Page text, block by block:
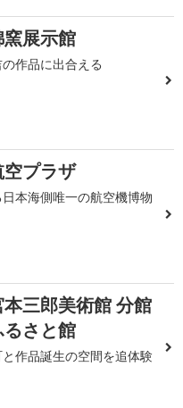
展示館
作品に出合える
プラザ
本海側唯一の航空機博物
三郎美術館 分館
さと館
作品誕生の空間を追体験